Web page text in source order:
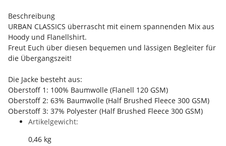
Beschreibung
URBAN CLASSICS überrascht mit einem spannenden Mix aus
Hoody und Flanellshirt.
Freut Euch über diesen bequemen und lässigen Begleiter für
die Übergangszeit!
Die Jacke besteht aus:
Oberstoff 1: 100% Baumwolle (Flanell 120 GSM)
Oberstoff 2: 63% Baumwolle (Half Brushed Fleece 300 GSM)
Oberstoff 3: 37% Polyester (Half Brushed Fleece 300 GSM)
Artikelgewicht:
0,46 kg